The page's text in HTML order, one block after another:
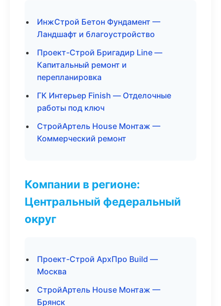
ИнжСтрой Бетон Фундамент —
Ландшафт и благоустройство
Проект-Строй Бригадир Line —
Капитальный ремонт и
перепланировка
ГК Интерьер Finish — Отделочные
работы под ключ
СтройАртель House Монтаж —
Коммерческий ремонт
Компании в регионе:
Центральный федеральный
округ
Проект-Строй АрхПро Build —
Москва
СтройАртель House Монтаж —
Брянск